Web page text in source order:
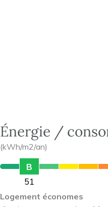
Énergie /
(kWh/m2/an)
B
51
Logement économes